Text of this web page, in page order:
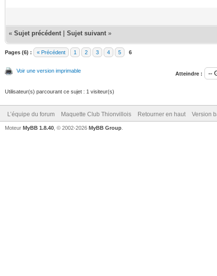
« Sujet précédent Sujet suivant »
Pages (6) : « Précédent 1 2 3 4 5 6
Voir une version imprimable Atteindre :
Utilisateur(s) parcourant ce sujet : 1 visiteur(s)
L’équipe du forum Maquette Club Thionvillois Retourner en haut Version
Moteur MyBB 1.8.40 , © 2002-2026 MyBB Group